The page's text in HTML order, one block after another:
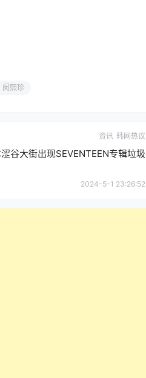
闵熙珍
资讯 韩网热议
涩谷大街出现SEVENTEEN专辑垃圾
2024-5-1 23:26:52